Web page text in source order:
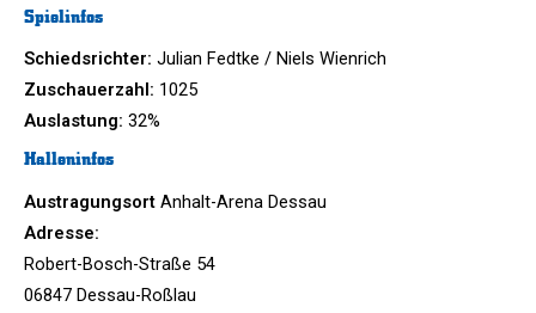
Spielinfos
Schiedsrichter: Julian Fedtke / Niels Wienrich
Zuschauerzahl: 1025
Auslastung: 32%
Halleninfos
Austragungsort Anhalt-Arena Dessau
Adresse:
Robert-Bosch-Straße 54
06847 Dessau-Roßlau